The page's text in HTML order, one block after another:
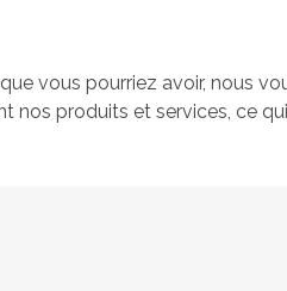
vous pourriez avoir, nous
produits et services, ce